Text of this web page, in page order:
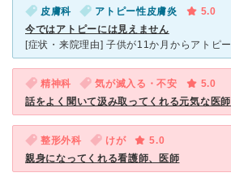
皮膚科 アトピー性皮膚炎
5.0
今ではアトピーには見えません
精神科 気が滅入る・不安
5.0
話をよく聞いて汲み取ってくれる元気な医師
整形外科 けが
5.0
親身になってくれる看護師、医師